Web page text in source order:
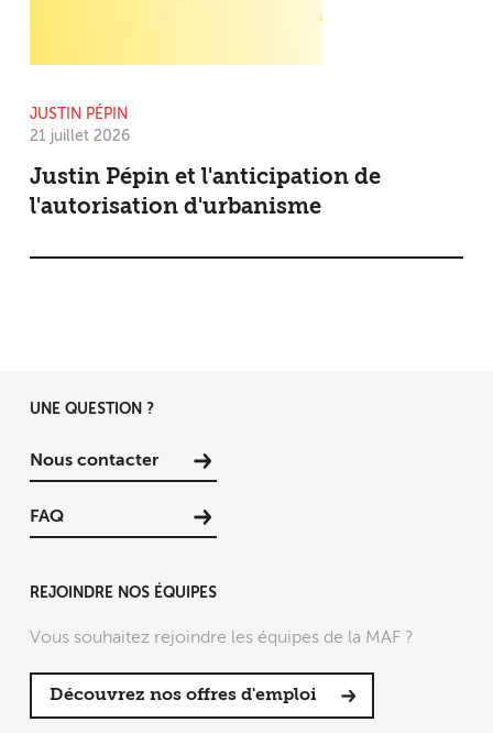
JUSTIN PÉPIN
21 juillet 2026
Justin Pépin et l'anticipation de
l'autorisation d'urbanisme
UNE QUESTION ?
Nous contacter
FAQ
REJOINDRE NOS ÉQUIPES
Vous souhaitez rejoindre les équipes de la MAF ?
Découvrez nos offres d'emploi